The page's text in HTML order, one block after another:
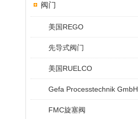
阀门
美国REGO
先导式阀门
美国RUELCO
Gefa Processtechnik GmbH
FMC旋塞阀